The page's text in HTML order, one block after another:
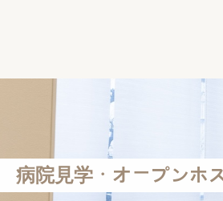
情報管理責任者・・・病院長
個人情報に関しての相談窓口・・・
みどりの風 南知多病院 病院長
【個人情報の利用目的】
病院見学・オープンホ